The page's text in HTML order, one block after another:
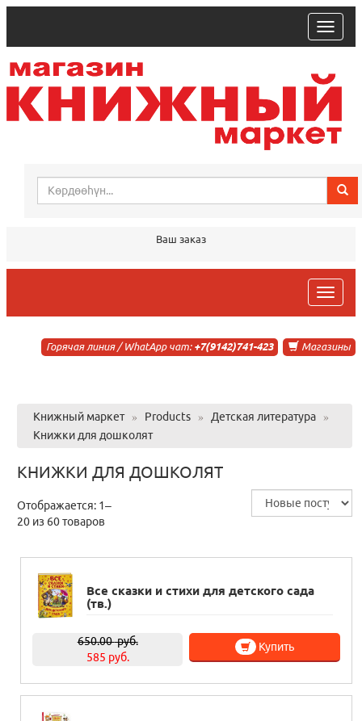
trk
Ваш заказ
trk
Магазины
Горячая линия / WhatApp чат: +7(9142)741-423
Книжный маркет » Products » Детская литература
»
Книжки для дошколят
КНИЖКИ ДЛЯ ДОШКОЛЯТ
Отображается: 1–
20 из 60 товаров
Все сказки и стихи для детского сада
(тв.)
650.00руб.
585 руб.
Купить